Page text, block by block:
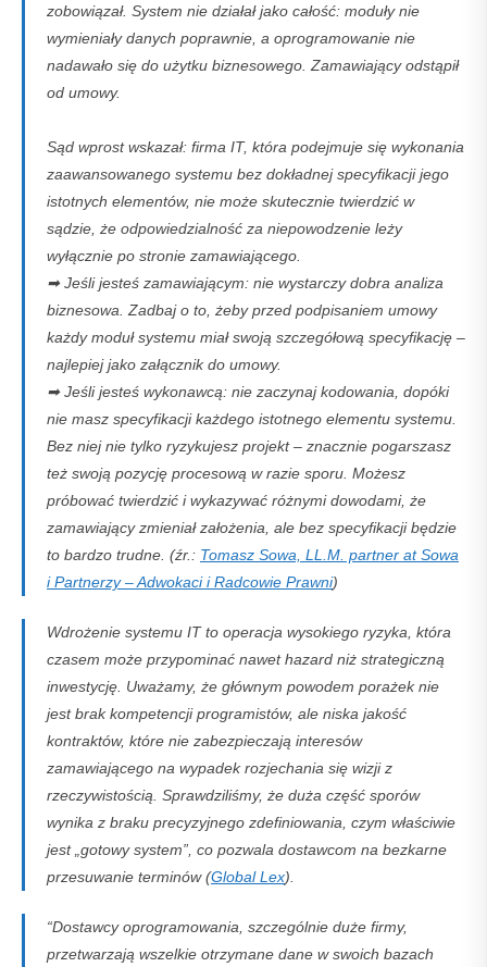
zobowiązał. System nie działał jako całość: moduły nie
wymieniały danych poprawnie, a oprogramowanie nie
nadawało się do użytku biznesowego. Zamawiający odstąpił
od umowy.
Sąd wprost wskazał: firma IT, która podejmuje się wykonania
zaawansowanego systemu bez dokładnej specyfikacji jego
istotnych elementów, nie może skutecznie twierdzić w
sądzie, że odpowiedzialność za niepowodzenie leży
wyłącznie po stronie zamawiającego.
➡ Jeśli jesteś zamawiającym: nie wystarczy dobra analiza
biznesowa. Zadbaj o to, żeby przed podpisaniem umowy
każdy moduł systemu miał swoją szczegółową specyfikację –
najlepiej jako załącznik do umowy.
➡ Jeśli jesteś wykonawcą: nie zaczynaj kodowania, dopóki
nie masz specyfikacji każdego istotnego elementu systemu.
Bez niej nie tylko ryzykujesz projekt – znacznie pogarszasz
też swoją pozycję procesową w razie sporu. Możesz
próbować twierdzić i wykazywać różnymi dowodami, że
zamawiający zmieniał założenia, ale bez specyfikacji będzie
to bardzo trudne. (źr.: Tomasz Sowa, LL.M. partner at Sowa
i Partnerzy – Adwokaci i Radcowie Prawni)
Wdrożenie systemu IT to operacja wysokiego ryzyka, która
czasem może przypominać nawet hazard niż strategiczną
inwestycję. Uważamy, że głównym powodem porażek nie
jest brak kompetencji programistów, ale niska jakość
kontraktów, które nie zabezpieczają interesów
zamawiającego na wypadek rozjechania się wizji z
rzeczywistością. Sprawdziliśmy, że duża część sporów
wynika z braku precyzyjnego zdefiniowania, czym właściwie
jest „gotowy system”, co pozwala dostawcom na bezkarne
przesuwanie terminów (Global Lex).
“Dostawcy oprogramowania, szczególnie duże firmy,
przetwarzają wszelkie otrzymane dane w swoich bazach